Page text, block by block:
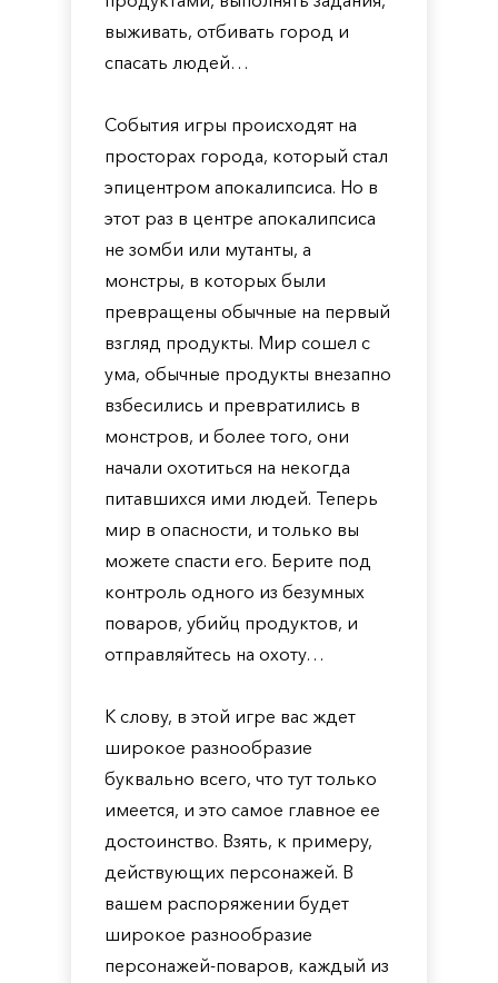
выживать, отбивать город и
спасать людей…
События игры происходят на
просторах города, который стал
эпицентром апокалипсиса. Но в
этот раз в центре апокалипсиса
не зомби или мутанты, а
монстры, в которых были
превращены обычные на первый
взгляд продукты. Мир сошел с
ума, обычные продукты внезапно
взбесились и превратились в
монстров, и более того, они
начали охотиться на некогда
питавшихся ими людей. Теперь
мир в опасности, и только вы
можете спасти его. Берите под
контроль одного из безумных
поваров, убийц продуктов, и
отправляйтесь на охоту…
К слову, в этой игре вас ждет
широкое разнообразие
буквально всего, что тут только
имеется, и это самое главное ее
достоинство. Взять, к примеру,
действующих персонажей. В
вашем распоряжении будет
широкое разнообразие
персонажей-поваров, каждый из